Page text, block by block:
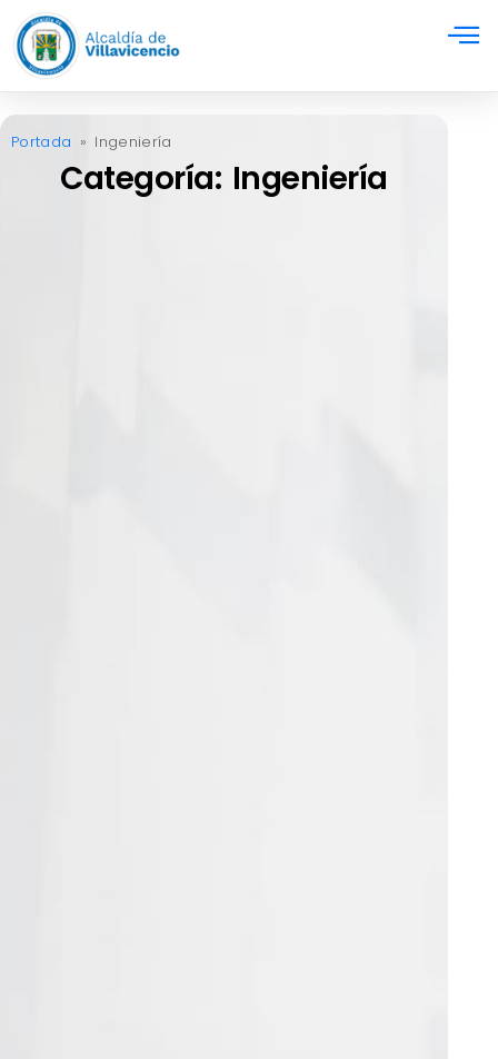
Portada » Ingeniería
Categoría: Ingeniería